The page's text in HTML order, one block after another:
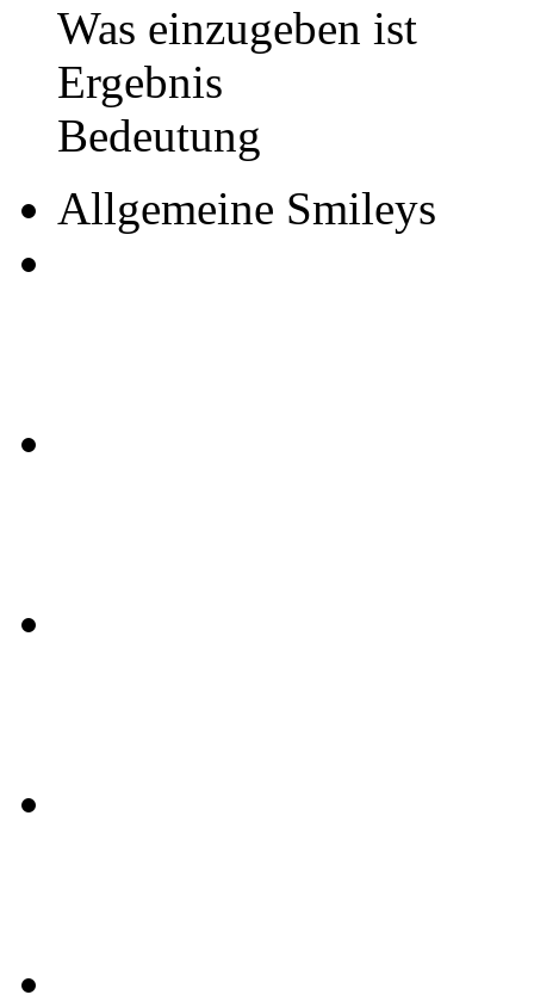
Was einzugeben ist
Ergebnis
Bedeutung
Allgemeine Smileys